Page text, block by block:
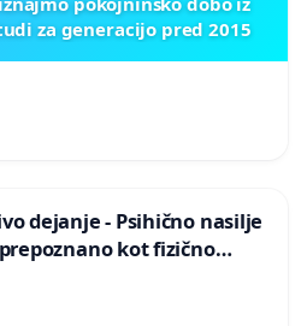
za generacijo pred 2015
dejanje - Psihično nasilje
kot fizično